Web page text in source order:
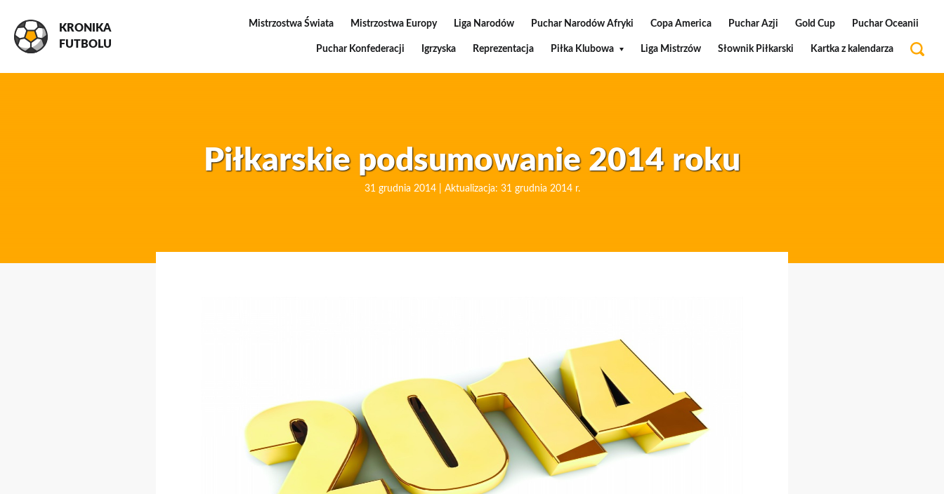
KRONIKA
FUTBOLU
Mistrzostwa Świata Mistrzostwa Europy Liga Narodów Puchar Narodów Afryki Copa America Puchar Azji Gold Cup Puchar Oceanii
Puchar Konfederacji Igrzyska Reprezentacja Piłka Klubowa Liga Mistrzów Słownik Piłkarski Kartka z kalendarza
Piłkarskie podsumowanie 2014 roku
31 grudnia 2014 | Aktualizacja: 31 grudnia 2014 r.